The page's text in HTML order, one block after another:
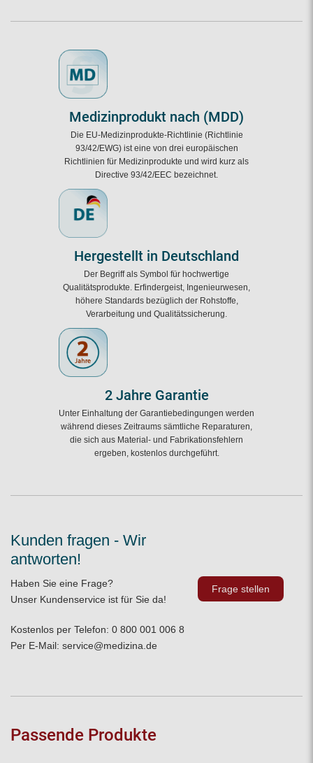
Medizinprodukt nach (MDD)
Die EU-Medizinprodukte-Richtlinie (Richtlinie
93/42/EWG) ist eine von drei europäischen
Richtlinien für Medizinprodukte und wird kurz als
Directive 93/42/EEC bezeichnet.
Hergestellt in Deutschland
Der Begriff als Symbol für hochwertige
Qualitätsprodukte. Erfindergeist, Ingenieurwesen,
höhere Standards bezüglich der Rohstoffe,
Verarbeitung und Qualitätssicherung.
2 Jahre Garantie
Unter Einhaltung der Garantiebedingungen werden
während dieses Zeitraums sämtliche Reparaturen,
die sich aus Material- und Fabrikationsfehlern
ergeben, kostenlos durchgeführt.
Kunden fragen - Wir
antworten!
Haben Sie eine Frage?
Unser Kundenservice ist für Sie da!
Kostenlos per Telefon: 0 800 001 006 8
Per E-Mail: service@medizina.de
Frage stellen
Passende Produkte